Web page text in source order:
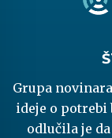
Grupa
ideje o potrebi
odlučila je